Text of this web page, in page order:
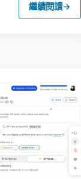
繼續閱讀→